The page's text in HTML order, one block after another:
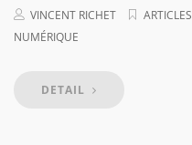
VINCENT RICHET ARTICLES
NUMÉRIQUE
DETAIL